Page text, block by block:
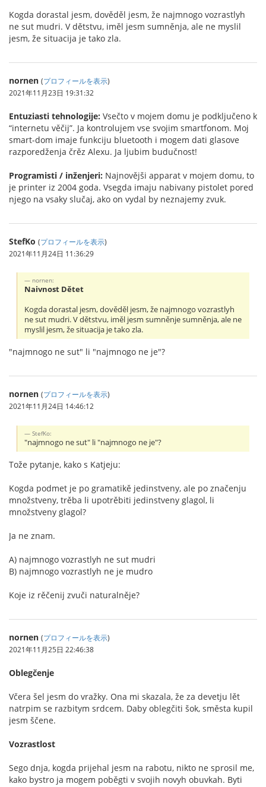
Kogda dorastal jesm, dověděl jesm, že najmnogo vozrastlyh
ne sut mudri. V dětstvu, iměl jesm sumněnja, ale ne myslil
jesm, že situacija je tako zla.
nornen (プロフィールを表示)
2021年11月23日 19:31:32
Entuziasti tehnologije: Vsečto v mojem domu je podključeno k
“internetu věčij”. Ja kontrolujem vse svojim smartfonom. Moj
smart-dom imaje funkciju bluetooth i mogem dati glasove
razporedženja črěz Alexu. Ja ljubim budučnost!
Programisti / inženjeri: Najnovějši apparat v mojem domu, to
je printer iz 2004 goda. Vsegda imaju nabivany pistolet pored
njego na vsaky slučaj, ako on vydal by neznajemy zvuk.
StefKo (プロフィールを表示)
2021年11月24日 11:36:29
nornen:
Naivnost Dětet
Kogda dorastal jesm, dověděl jesm, že najmnogo vozrastlyh
ne sut mudri. V dětstvu, iměl jesm sumněnje sumněnja, ale ne
myslil jesm, že situacija je tako zla.
"najmnogo ne sut" li "najmnogo ne je"?
nornen (プロフィールを表示)
2021年11月24日 14:46:12
StefKo:
"najmnogo ne sut" li "najmnogo ne je"?
Tože pytanje, kako s Katjeju:
Kogda podmet je po gramatikě jedinstveny, ale po značenju
množstveny, trěba li upotrěbiti jedinstveny glagol, li
množstveny glagol?
Ja ne znam.
A) najmnogo vozrastlyh ne sut mudri
B) najmnogo vozrastlyh ne je mudro
Koje iz rěčenij zvuči naturalněje?
nornen (プロフィールを表示)
2021年11月25日 22:46:38
Oblegčenje
Včera šel jesm do vražky. Ona mi skazala, že za devetju lět
natrpim se razbitym srdcem. Daby oblegčiti šok, směsta kupil
jesm ščene.
Vozrastlost
Sego dnja, kogda prijehal jesm na rabotu, nikto ne sprosil me,
kako bystro ja mogem poběgti v svojih novyh obuvkah. Byti